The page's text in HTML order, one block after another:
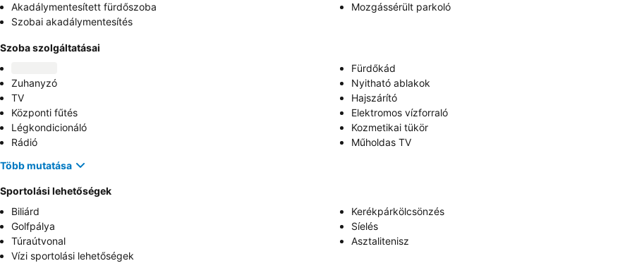
Akadálymentesített fürdőszoba
Mozgássérült parkoló
Szobai akadálymentesítés
Szoba szolgáltatásai
Fürdőkád
Zuhanyzó
Nyitható ablakok
TV
Hajszárító
Központi fűtés
Elektromos vízforraló
Légkondicionáló
Kozmetikai tükör
Rádió
Műholdas TV
Több mutatása
Sportolási lehetőségek
Biliárd
Kerékpárkölcsönzés
Golfpálya
Síelés
Túraútvonal
Asztalitenisz
Vízi sportolási lehetőségek